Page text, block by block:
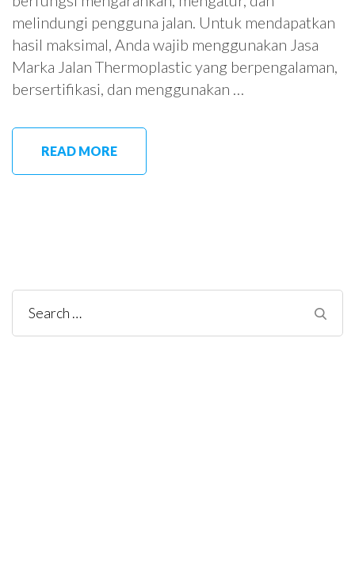
melindungi pengguna jalan. Untuk mendapatkan
hasil maksimal, Anda wajib menggunakan Jasa
Marka Jalan Thermoplastic yang berpengalaman,
bersertifikasi, dan menggunakan …
READ MORE
Search
for: